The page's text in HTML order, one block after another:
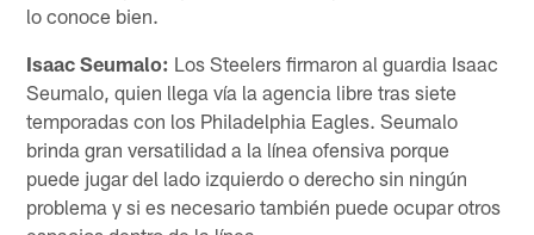
lo conoce bien.
Isaac Seumalo: Los Steelers firmaron al guardia Isaac
Seumalo, quien llega vía la agencia libre tras siete
temporadas con los Philadelphia Eagles. Seumalo
brinda gran versatilidad a la línea ofensiva porque
puede jugar del lado izquierdo o derecho sin ningún
problema y si es necesario también puede ocupar otros